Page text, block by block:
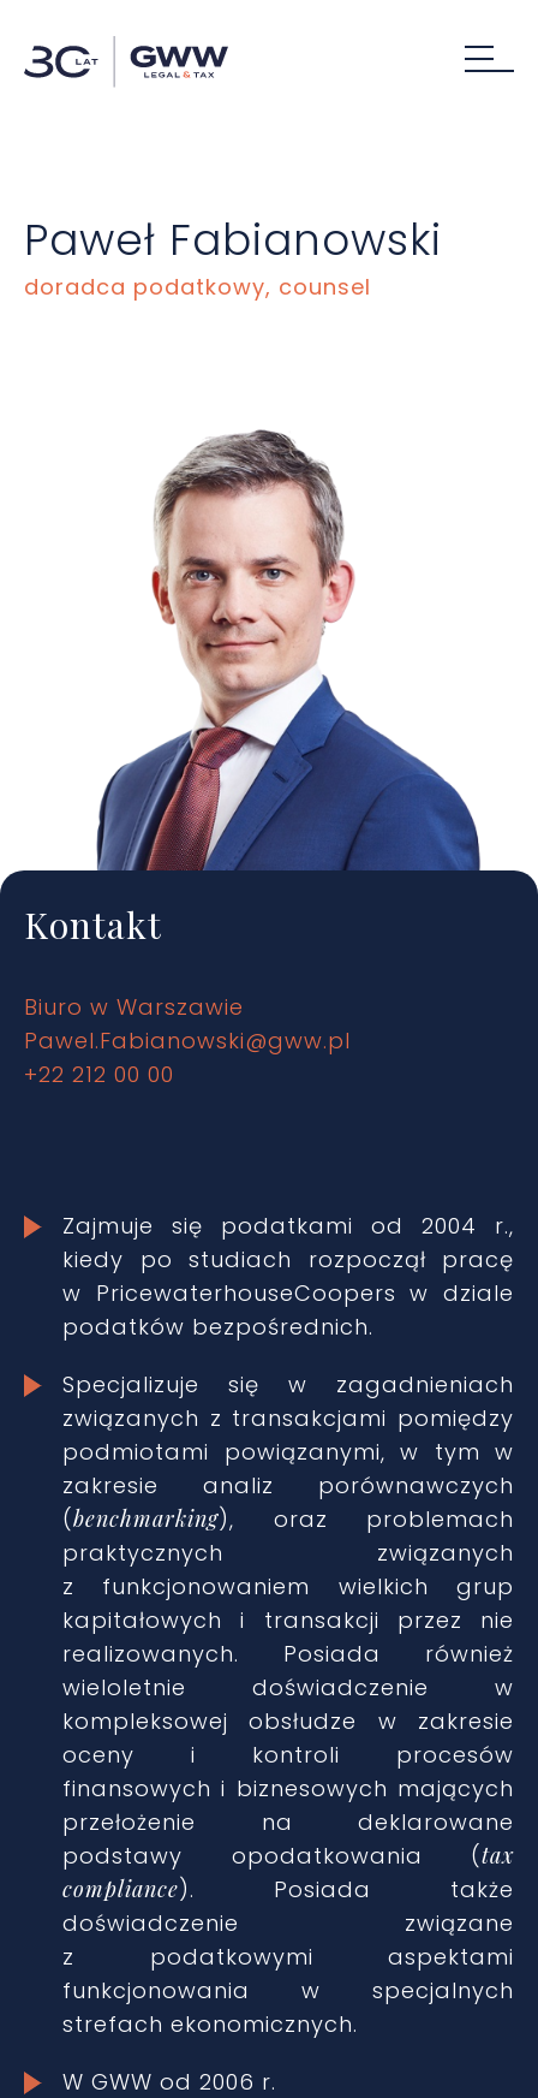
Paweł Fabianowski
doradca podatkowy, counsel
Kontakt
Biuro w Warszawie
Pawel.Fabianowski@gww.pl
+22 212 00 00
Zajmuje się podatkami od 2004 r.,
kiedy po studiach rozpoczął pracę
w PricewaterhouseCoopers w dziale
podatków bezpośrednich.
Specjalizuje się w zagadnieniach
związanych z transakcjami pomiędzy
podmiotami powiązanymi, w tym w
zakresie analiz porównawczych
(benchmarking), oraz problemach
praktycznych związanych
z funkcjonowaniem wielkich grup
kapitałowych i transakcji przez nie
realizowanych. Posiada również
wieloletnie doświadczenie w
kompleksowej obsłudze w zakresie
oceny i kontroli procesów
finansowych i biznesowych mających
przełożenie na deklarowane
podstawy opodatkowania (tax
compliance). Posiada także
doświadczenie związane
z podatkowymi aspektami
funkcjonowania w specjalnych
strefach ekonomicznych.
W GWW od 2006 r.